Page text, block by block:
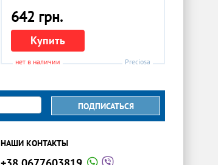
642 грн.
Купить
нет в наличии Preciosa
ПОДПИСАТЬСЯ
НАШИ КОНТАКТЫ